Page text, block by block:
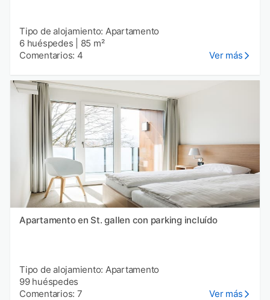
Tipo de alojamiento: Apartamento
6 huéspedes
85 m²
Comentarios: 4
Ver más
Apartamento en St. gallen con parking incluído
Tipo de alojamiento: Apartamento
99 huéspedes
Comentarios: 7
Ver más